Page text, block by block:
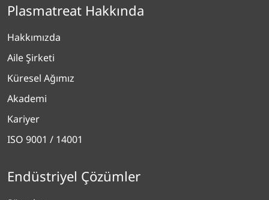
Plasmatreat Hakkında
Hakkımızda
Aile Şirketi
Küresel Ağımız
Akademi
Kariyer
ISO 9001 / 14001
Endüstriyel Çözümler